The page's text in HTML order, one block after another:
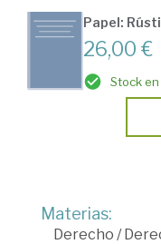
Papel:
26,00 €
Stock
Materias:
Derecho /